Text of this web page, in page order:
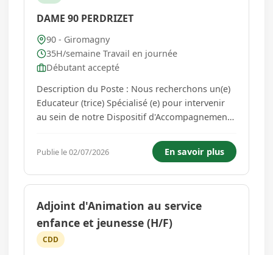
DAME 90 PERDRIZET
90 - Giromagny
35H/semaine Travail en journée
Débutant accepté
Description du Poste : Nous recherchons un(e)
Educateur (trice) Spécialisé (e) pour intervenir
au sein de notre Dispositif d'Accompagnement
responsabilité du chef de service, vous
accompagnerez des jeunes en situation de
handicap dans leur parcours et leur p...
Publie le 02/07/2026 En savoir plus
Adjoint d'Animation au service
enfance et jeunesse (H/F)
CDD